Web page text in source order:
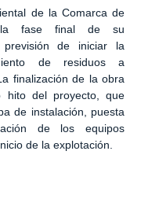
de la Comarca de
la fase final de su
de iniciar la
de residuos a
finalización de la obra
hito del proyecto, que
de instalación, puesta
de los equipos
de la explotación.